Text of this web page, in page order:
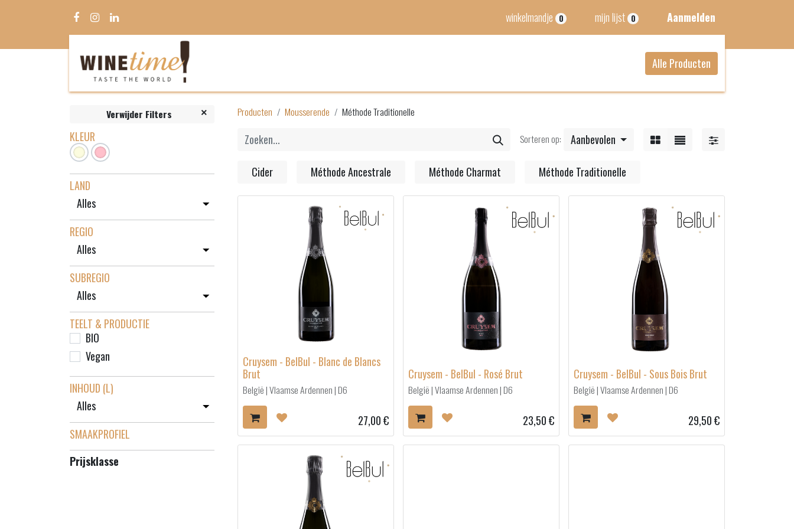
winkelmandje 0 mijn lijst 0 Aanmelden
Alle Producten
Verwijder Filters
KLEUR
LAND
REGIO
SUBREGIO
TEELT & PRODUCTIE
BIO
Vegan
INHOUD (L)
SMAAKPROFIEL
Prijsklasse
Producten Mousserende
Méthode Traditionelle
Sorteren op:
Aanbevolen
Cider Méthode Ancestrale Méthode Charmat Méthode Traditionelle
Cruysem - BelBul - Blanc de Blancs
Brut
België | Vlaamse Ardennen | D6
27,00€
Cruysem - BelBul - Rosé Brut
België | Vlaamse Ardennen | D6
23,50€
Cruysem - BelBul - Sous Bois Brut
België | Vlaamse Ardennen | D6
29,50€